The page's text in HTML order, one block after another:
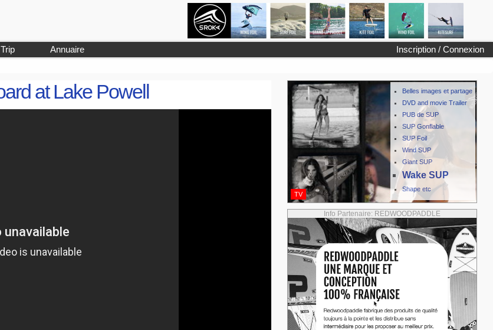
Inscription / Connexion
Trip Annuaire
at Lake Powell
Belles images et partage
DVD and movie Trailer
PUB de SUP
SUP Gonflable
SUP Foil
Wind SUP
Giant SUP
Wake SUP
Shape etc
TV
Info Partenaire: REDWOODPADDLE